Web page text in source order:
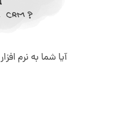
آیا شما به نرم افزار CRM نیاز دارید؟